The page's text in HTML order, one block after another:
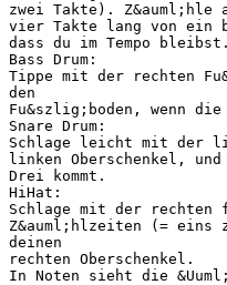
zwei Takte). Z&auml;hle
vier Takte lang von ein
dass du im Tempo bleibst.
Bass Drum:
Tippe mit der rechten
den
Fu&szlig;boden, wenn die
Snare Drum:
Schlage leicht mit der
linken Oberschenkel,
Drei kommt.
HiHat:
Schlage mit der rechten
Z&auml;hlzeiten (=
deinen
rechten Oberschenkel.
In Noten sieht die